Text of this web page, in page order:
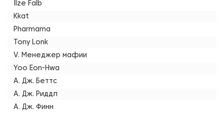
Ilze Falb
Kkat
Pharmama
Tony Lonk
V. Менеджер мафии
Yoo Eon-Hwa
А. Дж. Беттс
А. Дж. Риддл
А. Дж. Финн